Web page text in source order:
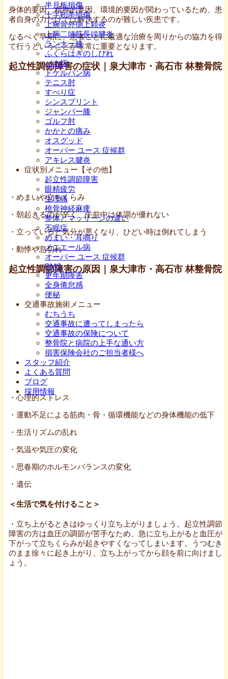
半月板損傷
十字靭帯損傷
上腕骨外側上顆炎
上腕二頭筋長頭腱炎
ランナー膝
ふくらはぎのしびれ
バネ指
ドケルバン病
テニス肘
すべり症
シンスプリント
ジャンパー膝
ゴルフ肘
かかとの痛み
オスグッド
オーバー ユース 症候群
アキレス腱炎
症状別メニュー【その他】
起立性調節障害
眼精疲労
生理痛
橈骨神経麻痺
整体とマッサージの違い
不眠症
めまい・耳鳴り
メニエール病
オーバー ユース 症候群
PMS
更年期障害
全身倦怠感
便秘
交通事故施術メニュー
むちうち
交通事故に遭ってしまったら
交通事故の保険について
整骨院と病院の上手な通い方
損害保険会社のご担当者様へ
スタッフ紹介
よくある質問
ブログ
採用情報
身体的要因、精神的要因、環境的要因が関わっているため、患
者自身の力だけでは解決するのが難しい疾患です。
なるべく早期に、患者ごとに最適な治療を周りからの協力を得
て行うということが非常に重要となります。
起立性調節障害の症状｜泉大津市・高石市 林整骨院
・めまいや立ちくらみ
・朝起きるのが辛く、午前中は体調が優れない
・立っていると気分が悪くなり、ひどい時は倒れてしまう
・動悸や息切れ
起立性調節障害の原因｜泉大津市・高石市 林整骨院
・心理的ストレス
・運動不足による筋肉・骨・循環機能などの身体機能の低下
・生活リズムの乱れ
・気温や気圧の変化
・思春期のホルモンバランスの変化
・遺伝
＜生活で気を付けること＞
・立ち上がるときはゆっくり立ち上がりましょう。起立性調節
障害の方は血圧の調節が苦手なため、急に立ち上がると血圧が
下がって立ちくらみが起きやすくなってしまいます。うつむき
のまま徐々に起き上がり、立ち上がってから顔を前に向けまし
ょう。